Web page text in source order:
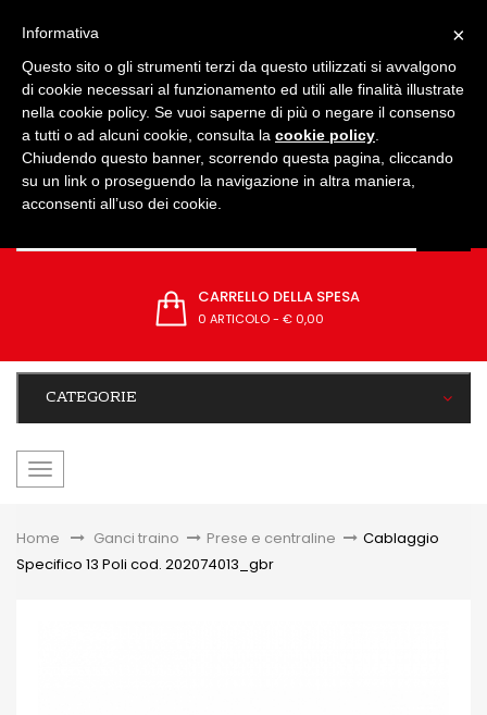
CARRELLO DELLA SPESA
0 ARTICOLO- € 0,00
CATEGORIE
navigazione
Home &gt;Ganci traino > Prese e centraline > Cablaggio
Specifico 13 Poli cod. 202074013_gbr
×
Informativa
Questo sito o gli strumenti terzi da questo utilizzati si avvalgono
di cookie necessari al funzionamento ed utili alle finalità illustrate
nella cookie policy. Se vuoi saperne di più o negare il consenso
a tutti o ad alcuni cookie, consulta la cookie policy
Chiudendo questo banner, scorrendo questa pagina, cliccando
su un link o proseguendo la navigazione in altra maniera,
acconsenti all’uso dei cookie.